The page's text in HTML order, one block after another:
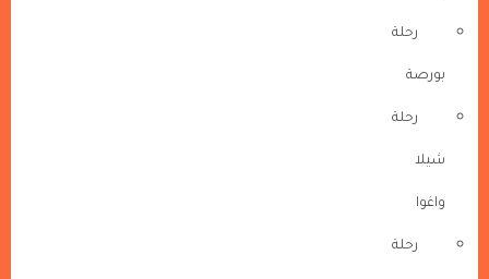
رحلة
بورصة
رحلة
شيلا
واغوا
رحلة